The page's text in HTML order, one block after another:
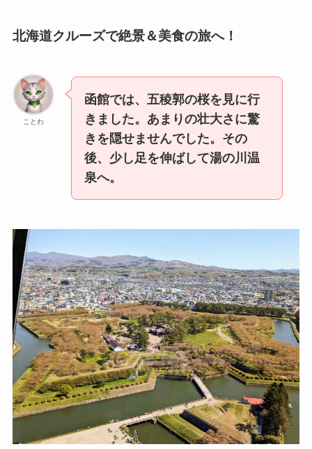
北海道クルーズで絶景＆美食の旅へ！
ことわ
函館では、五稜郭の桜を見に行
きました。あまりの壮大さに驚
きを隠せませんでした。その
後、少し足を伸ばして湯の川温
泉へ。